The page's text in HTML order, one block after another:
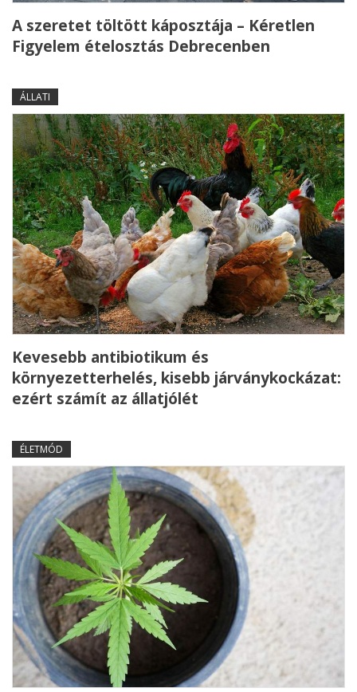
A szeretet töltött káposztája – Kéretlen
Figyelem ételosztás Debrecenben
ÁLLATI
Kevesebb antibiotikum és
környezetterhelés, kisebb járványkockázat:
ezért számít az állatjólét
ÉLETMÓD